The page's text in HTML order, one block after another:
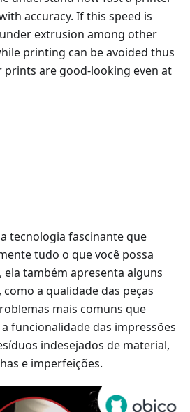
accuracy. If this speed is
extrusion among other
printing can be avoided thus
are good-looking even at
tecnologia fascinante que
tudo o que você possa
ela também apresenta alguns
a qualidade das peças
mais comuns que
funcionalidade das impressões
indesejados de material,
e imperfeições.